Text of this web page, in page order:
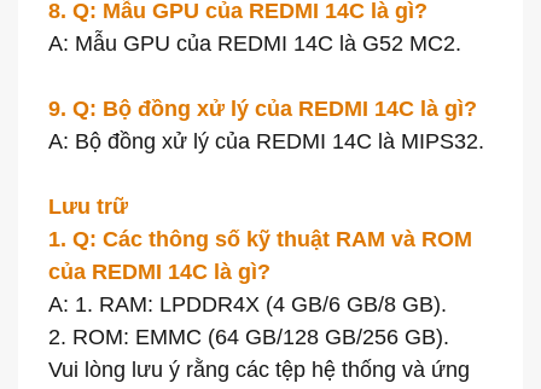
8. Q: Mẫu GPU của REDMI 14C là gì?
A: Mẫu GPU của REDMI 14C là G52 MC2.
9. Q: Bộ đồng xử lý của REDMI 14C là gì?
A: Bộ đồng xử lý của REDMI 14C là MIPS32.
Lưu trữ
1. Q: Các thông số kỹ thuật RAM và ROM
của REDMI 14C là gì?
A: 1. RAM: LPDDR4X (4 GB/6 GB/8 GB).
2. ROM: EMMC (64 GB/128 GB/256 GB).
Vui lòng lưu ý rằng các tệp hệ thống và ứng